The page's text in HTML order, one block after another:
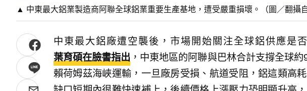
▲ 中東最大鋁業製造商阿聯全球鋁業重要生產基地，遭受嚴重損壞。（圖／翻攝自
中東最大鋁廠遭空襲後，市場開始關注全球鋁供應是
葉育碩在臉書指出 ，中東地區的阿聯與巴林合計支撐全球
賴荷姆茲海峽運輸，一旦廠房受損、航道受阻，鋁這類高